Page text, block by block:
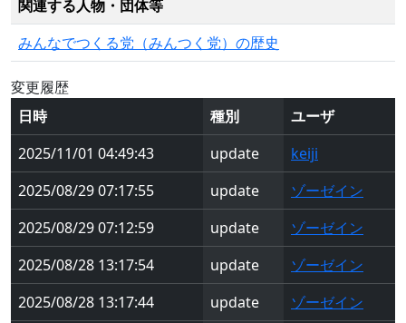
関連する人物・団体等
みんなでつくる党（みんつく党）の歴史
変更履歴
日時
種別
ユーザ
2025/11/01 04:49:43
update
keiji
2025/08/29 07:17:55
update
ゾーゼイン
2025/08/29 07:12:59
update
ゾーゼイン
2025/08/28 13:17:54
update
ゾーゼイン
2025/08/28 13:17:44
update ゾーゼイン